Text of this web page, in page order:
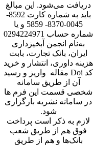
دریافت می‌شود. این مبالغ
باید به شماره کارت 8592-
0045-8370- 5859 و یا
شماره حساب 0294224971
به‌نام انجمن آبخیزداری
ایران، بانک تجارت، بابت
هزینه داوری، انتشار و خرید
کد Doi مقاله واریز و رسید
آن از طریق سامانه
شخصی قسمت این فرم ها
در سامانه نشریه بارگزاری
شود.
لازم به ذکر است پرداخت
فوق هم از طریق شعب
بانک‌‌ها و هم از طریق